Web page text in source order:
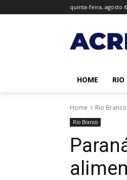
quinta-feira, agosto
HOME RIO
Home Rio Branco
Rio Branco